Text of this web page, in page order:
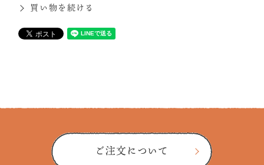
買い物を続ける
ご注文について